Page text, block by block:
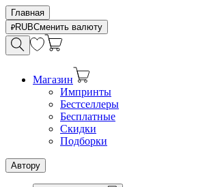
Главная
RUBСменить валюту
Магазин
Импринты
Бестселлеры
Бесплатные
Скидки
Подборки
Автору